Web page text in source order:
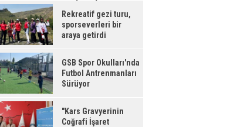
Rekreatif gezi turu,
sporseverleri bir
araya getirdi
GSB Spor Okulları'nda
Futbol Antrenmanları
Sürüyor
"Kars Gravyerinin
Coğrafi İşaret